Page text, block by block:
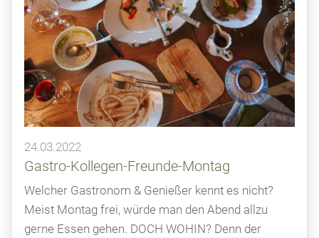
24.03.2022
Gastro-Kollegen-Freunde-Montag
Welcher Gastronom & Genießer kennt es nicht?
Meist Montag frei, würde man den Abend allzu
gerne Essen gehen. DOCH WOHIN? Denn der